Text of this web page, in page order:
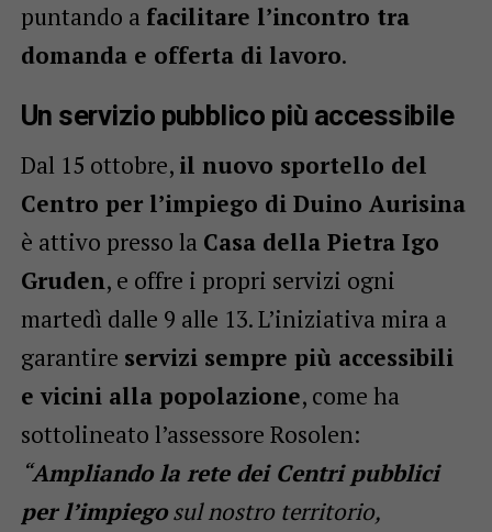
puntando a facilitare l’incontro tra
domanda e offerta di lavoro.
Un servizio pubblico più accessibile
Dal 15 ottobre, il nuovo sportello del
Centro per l’impiego di Duino Aurisina
è attivo presso la Casa della Pietra Igo
Gruden, e offre i propri servizi ogni
martedì dalle 9 alle 13. L’iniziativa mira a
garantire servizi sempre più accessibili
e vicini alla popolazione, come ha
sottolineato l’assessore Rosolen:
“Ampliando la rete dei Centri pubblici
per l’impiegosul nostro territorio,